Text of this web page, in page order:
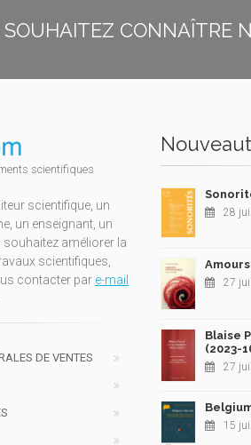
CONNAÎTRE
scientifiques
scientifique, un
un enseignant, un
améliorer la
scientifiques,
contacter par e-mail
DE VENTES
28
27
Blaise
(2023-
27
15